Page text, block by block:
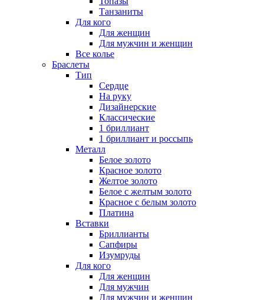
Танзаниты
Для кого
Для женщин
Для мужчин и женщин
Все колье
Браслеты
Тип
Сердце
На руку
Дизайнерские
Классические
1 бриллиант
1 бриллиант и россыпь
Металл
Белое золото
Красное золото
Желтое золото
Белое с желтым золото
Красное с белым золото
Платина
Вставки
Бриллианты
Сапфиры
Изумруды
Для кого
Для женщин
Для мужчин
Для мужчин и женщин